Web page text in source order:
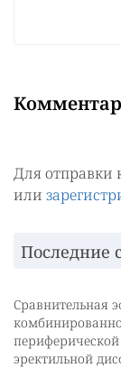
Для отправки
или
Последние
Сравнительная
эректильной